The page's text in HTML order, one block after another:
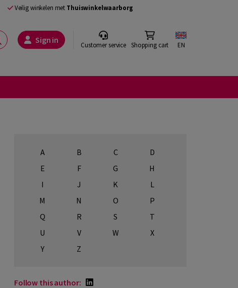
Veilig winkelen met Thuiswinkelwaarborg
Sign in Customer service Shopping cart EN
A B C
D
E
F G
H
I
J K
L
M
N O
P
Q
R S
T
U
V W
X
Y
Z
Follow this author: